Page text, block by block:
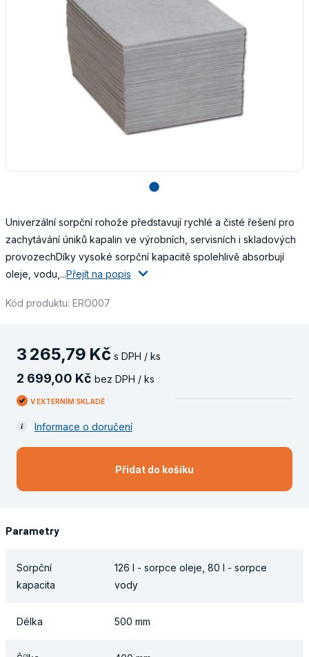
lens
Univerzální sorpční rohože představují rychlé a čisté řešení pro
zachytávání úniků kapalin ve výrobních, servisních i skladových
provozechDíky vysoké sorpční kapacitě spolehlivě absorbují
oleje, vodu,...Přejít na popis
Kód produktu: ERO007
3 265,79 Kč s DPH / ks
2 699 00 Kč bez DPH / ks
V EXTERNÍM SKLADĚ
Informace o doručení
Přidat do košíku
Parametry
Sorpční
kapacita
126 l - sorpce oleje, 80 l - sorpce
vody
Délka 500 mm